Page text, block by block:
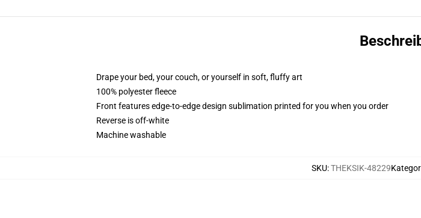
Drape your bed, your couch, or yourself in soft, fluffy art
100% polyester fleece
Front features edge-to-edge design sublimation printed for you when you order
Reverse is off-white
Machine washable
SKU:THEKSIK-48229